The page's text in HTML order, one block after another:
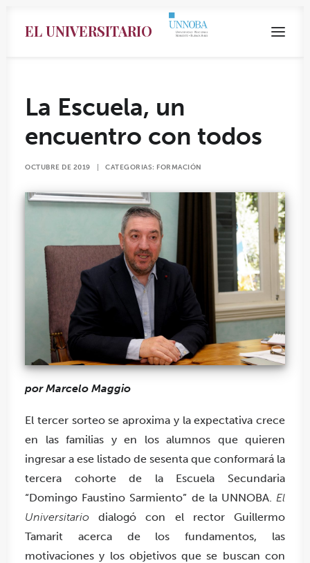
EL UNIVERSITARIO
Search
La Escuela, un
encuentro con todos
OCTUBRE DE 2019 CATEGORIAS: FORMACIÓN
por Marcelo Maggio
El tercer sorteo se aproxima y la expectativa crece
en las familias y en los alumnos que quieren
ingresar a ese listado de sesenta que conformará la
tercera cohorte de la Escuela Secundaria
“Domingo Faustino Sarmiento” de la UNNOBA. El
Universitario dialogó con el rector Guillermo
Tamarit acerca de los fundamentos, las
motivaciones y los objetivos que se buscan con